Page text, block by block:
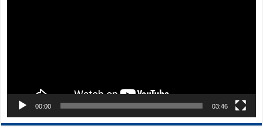
00:00 03:46